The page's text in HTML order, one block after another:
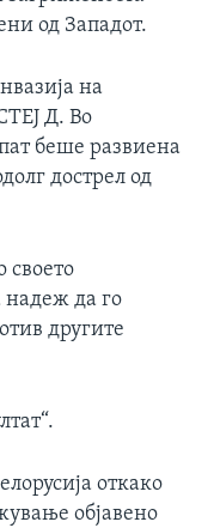
од Западот.
на
Д. Во
беше развиена
дострел од
своето
надеж да го
другите
откако
објавено